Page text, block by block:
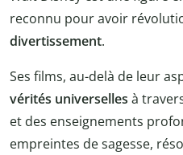
reconnu pour avoir
divertissement.
Ses films, au-delà de leur
vérités universelles à
et des enseignements
empreintes de sagesse,